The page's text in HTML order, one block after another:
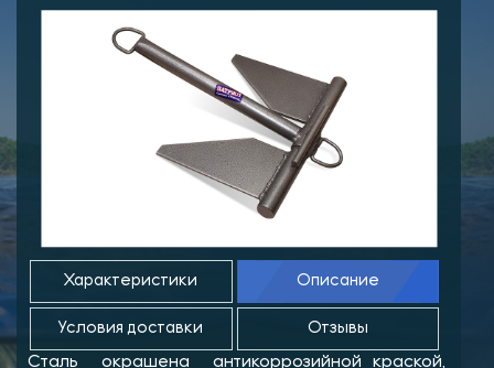
Характеристики Описание
Условия доставки Отзывы
Сталь окрашена антикоррозийной краской,